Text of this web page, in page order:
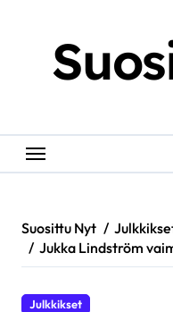
Suosittu Nyt
Jukka Lindström
Julkkikset